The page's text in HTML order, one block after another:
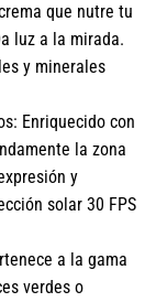
que nutre tu
luz a la mirada.
y minerales
Enriquecido con
la zona
y
solar 30 FPS
a la gama
verdes o